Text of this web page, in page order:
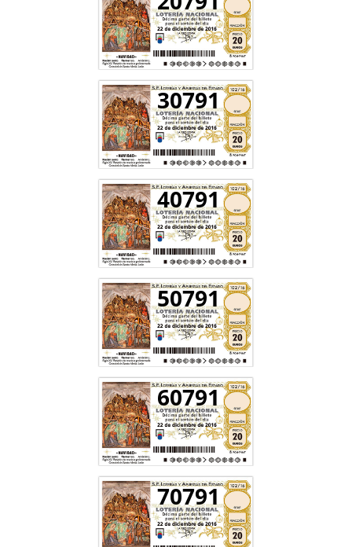
30791
40791
50791
60791
70791